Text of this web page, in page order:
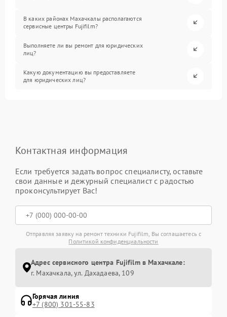
В каких районах Махачкалы располагаются
сервисные центры Fujifilm?
Выполняете ли вы ремонт для юридических
лиц?
Какую документацию вы предоставляете
для юридических лиц?
Контактная информация
Если требуется задать вопрос специалисту, оставьте
свои данные и дежурный специалист с радостью
проконсультирует Вас!
Отправляя заявку на ремонт техники Fujifilm, Вы соглашаетесь с
Политикой конфиденциальности
Адрес сервисного центра Fujifilm в Махачкале:
г. Махачкала, ул. Дахадаева, 109
Горячая линия
+7 (800) 301-55-83